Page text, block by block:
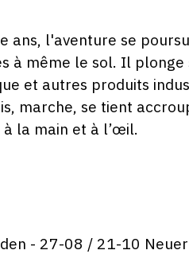
ans, l'aventure se
à même le sol. Il
et autres produits
marche, se tient
la main et à l’œil.
- 27-08 / 21-10